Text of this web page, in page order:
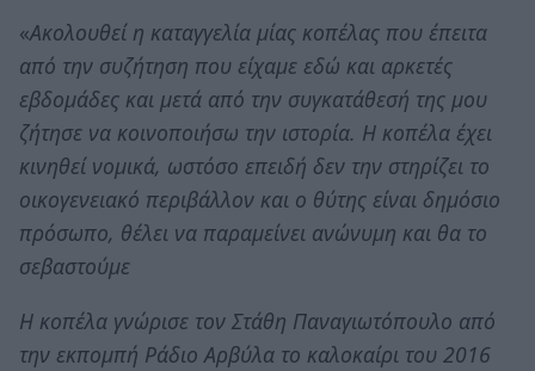
«Ακολουθεί η καταγγελία μίας κοπέλας που έπειτα
από την συζήτηση που είχαμε εδώ και αρκετές
εβδομάδες και μετά από την συγκατάθεσή της μου
ζήτησε να κοινοποιήσω την ιστορία. Η κοπέλα έχει
κινηθεί νομικά, ωστόσο επειδή δεν την στηρίζει το
οικογενειακό περιβάλλον και ο θύτης είναι δημόσιο
πρόσωπο, θέλει να παραμείνει ανώνυμη και θα το
σεβαστούμε
Η κοπέλα γνώρισε τον Στάθη Παναγιωτόπουλο από
την εκπομπή Ράδιο Αρβύλα το καλοκαίρι του 2016